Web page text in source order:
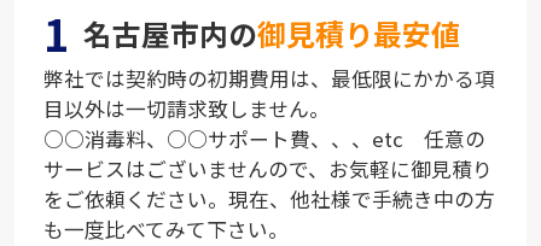
1 名古屋市内の御見積り最安値
弊社では契約時の初期費用は、最低限にかかる項
目以外は一切請求致しません。
○○消毒料、○○サポート費、、、etc 任意の
サービスはございませんので、お気軽に御見積り
をご依頼ください。現在、他社様で手続き中の方
も一度比べてみて下さい。